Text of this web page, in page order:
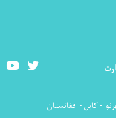
Youtube
- کابل - افغانستان